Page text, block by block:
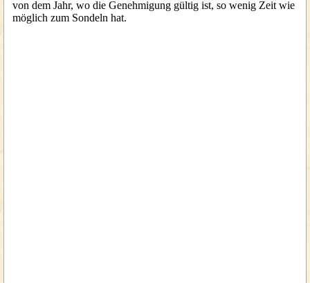
von dem Jahr, wo die Genehmigung gültig ist, so wenig Zeit wie
möglich zum Sondeln hat.